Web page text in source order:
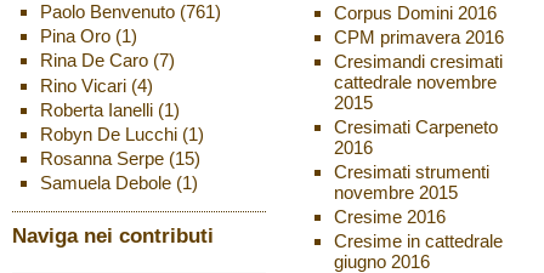
Paolo Benvenuto(761)
Pina Oro(1)
Rina De Caro(7)
Rino Vicari(4)
Roberta Ianelli(1)
Robyn De Lucchi(1)
Rosanna Serpe(15)
Samuela Debole(1)
Naviga nei contributi
Corpus Domini 2016
CPM primavera 2016
Cresimandi cresimati
cattedrale novembre
2015
Cresimati Carpeneto
2016
Cresimati strumenti
novembre 2015
Cresime 2016
Cresime in cattedrale
giugno 2016